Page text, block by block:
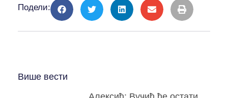
Подели:
Више вести